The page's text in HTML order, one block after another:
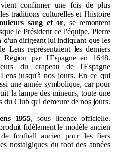
confirmer une fois de plus
traditions culturelles et l'histoire
sang et or, se remontent
le Président de l'équipe, Pierre
dirigeant lui indiquant que les
Lens représentaient les derniers
par l'Espagne en 1648.
du drapeau de l'Espagne
jusqu'à nos jours. En ce qui
une année symbolique, car pour
la lampe des mineurs, toute une
du Club qui demeure de nos jours.
1955, sous licence officielle.
fidèlement le modèle ancien
football ancien pour les fiers
nostalgiques du foot des années